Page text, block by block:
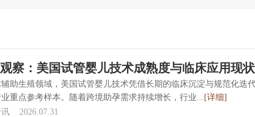
察：美国试管婴儿技术成熟度与临床应用现
助生殖领域，美国试管婴儿技术凭借长期的临床沉淀与规范化迭代
重点参考样本。随着跨境助孕需求持续增长，行业... [详细]
2026.07.31